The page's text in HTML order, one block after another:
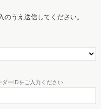
うえ送信してください。
ダーIDをご入力ください